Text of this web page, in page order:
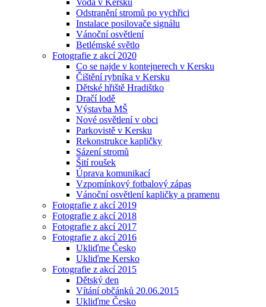
Voda v Kersku
Odstranění stromů po vychřici
Instalace posilovače signálu
Vánoční osvětlení
Betlémské světlo
Fotografie z akcí 2020
Co se najde v kontejnerech v Kersku
Čištění rybníka v Kersku
Dětské hřiště Hradištko
Dračí lodě
Výstavba MŠ
Nové osvětlení v obci
Parkovistě v Kersku
Rekonstrukce kapličky
Sázení stromů
Šití roušek
Úprava komunikací
Vzpomínkový fotbalový zápas
Vánoční osvětlení kapličky a pramenu
Fotografie z akcí 2019
Fotografie z akcí 2018
Fotografie z akcí 2017
Fotografie z akcí 2016
Ukliďme Česko
Ukliďme Kersko
Fotografie z akcí 2015
Dětský den
Vítání občánků 20.06.2015
Ukliďme Česko